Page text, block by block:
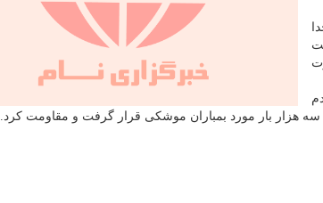
هزار بار مورد بمباران موشکی قرار گرفت و مقاومت کرد.